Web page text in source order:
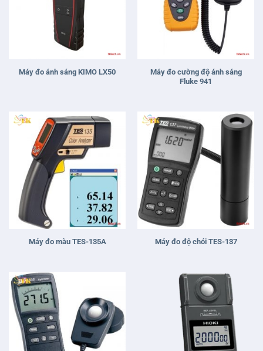
Máy đo ánh sáng KIMO LX50
Máy đo cường độ ánh sáng
Fluke 941
Máy đo màu TES-135A Máy đo độ chói TES-137